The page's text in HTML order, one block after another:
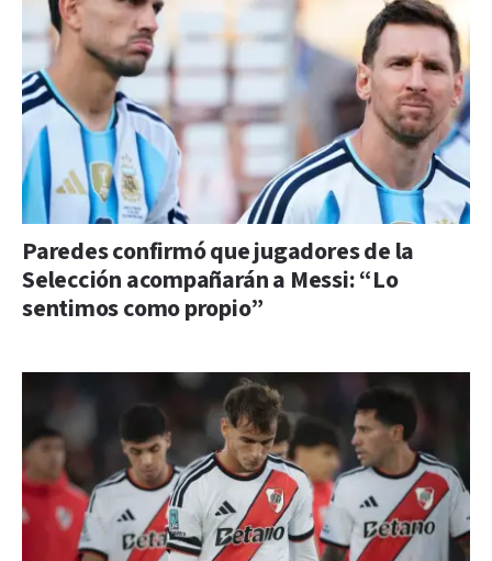
Paredes confirmó que jugadores de la
Selección acompañarán a Messi: “Lo
sentimos como propio”